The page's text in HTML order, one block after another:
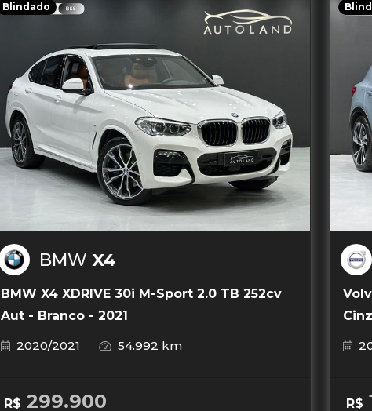
Blindado
BMW X4
BMW X4 XDRIVE 30i M-Sport 2.0 TB 252cv
Aut - Branco - 2021
2020/2021
54.992 km
R$ 299.900 R$